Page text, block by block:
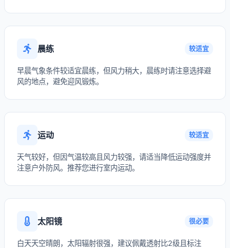
晨练 较适宜
早晨气象条件较适宜晨练，但风力稍大，晨练时请注意选择避
风的地点，避免迎风锻炼。
运动 较适宜
天气较好，但因气温较高且风力较强，请适当降低运动强度并
注意户外防风。推荐您进行室内运动。
太阳镜 很必要
白天天空晴朗，太阳辐射很强，建议佩戴透射比2级且标注